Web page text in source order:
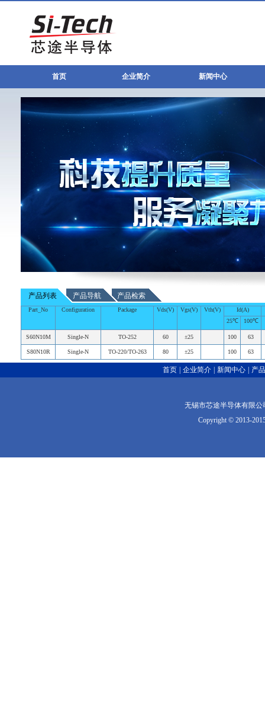
首页 企业简介 新闻中心
产品列表 产品导航 产品检索
Part_No Configuration Package Vds(V) Vgs(V) Vth(V)
Id(A)
25℃
100℃
S60N10M Single-N TO-252 60 ±25 100 63
S80N10R Single-N TO-220/TO-263 80 ±25 100 63
首页 企业简介 新闻中心 产
无锡市芯途半导体有限公
Copyright © 2013-